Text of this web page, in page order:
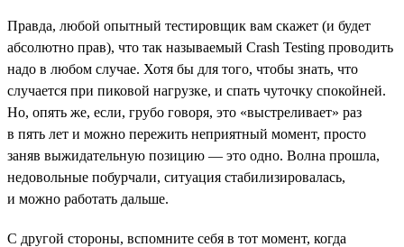
Правда, любой опытный тестировщик вам скажет (и будет
абсолютно прав), что так называемый Crash Testing проводить
надо в любом случае. Хотя бы для того, чтобы знать, что
случается при пиковой нагрузке, и спать чуточку спокойней.
Но, опять же, если, грубо говоря, это «выстреливает» раз
в пять лет и можно пережить неприятный момент, просто
заняв выжидательную позицию — это одно. Волна прошла,
недовольные побурчали, ситуация стабилизировалась,
и можно работать дальше.
С другой стороны, вспомните себя в тот момент, когда